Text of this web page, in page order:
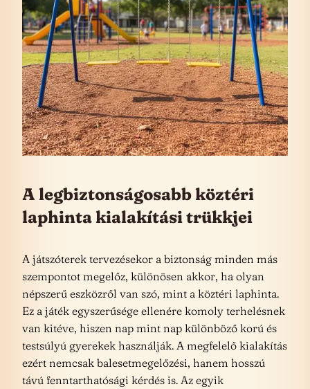
A legbiztonságosabb köztéri
laphinta kialakítási trükkjei
A játszóterek tervezésekor a biztonság minden más
szempontot megelőz, különösen akkor, ha olyan
népszerű eszközről van szó, mint a köztéri laphinta.
Ez a játék egyszerűsége ellenére komoly terhelésnek
van kitéve, hiszen nap mint nap különböző korú és
testsúlyú gyerekek használják. A megfelelő kialakítás
ezért nemcsak balesetmegelőzési, hanem hosszú
távú fenntarthatósági kérdés is. Az egyik